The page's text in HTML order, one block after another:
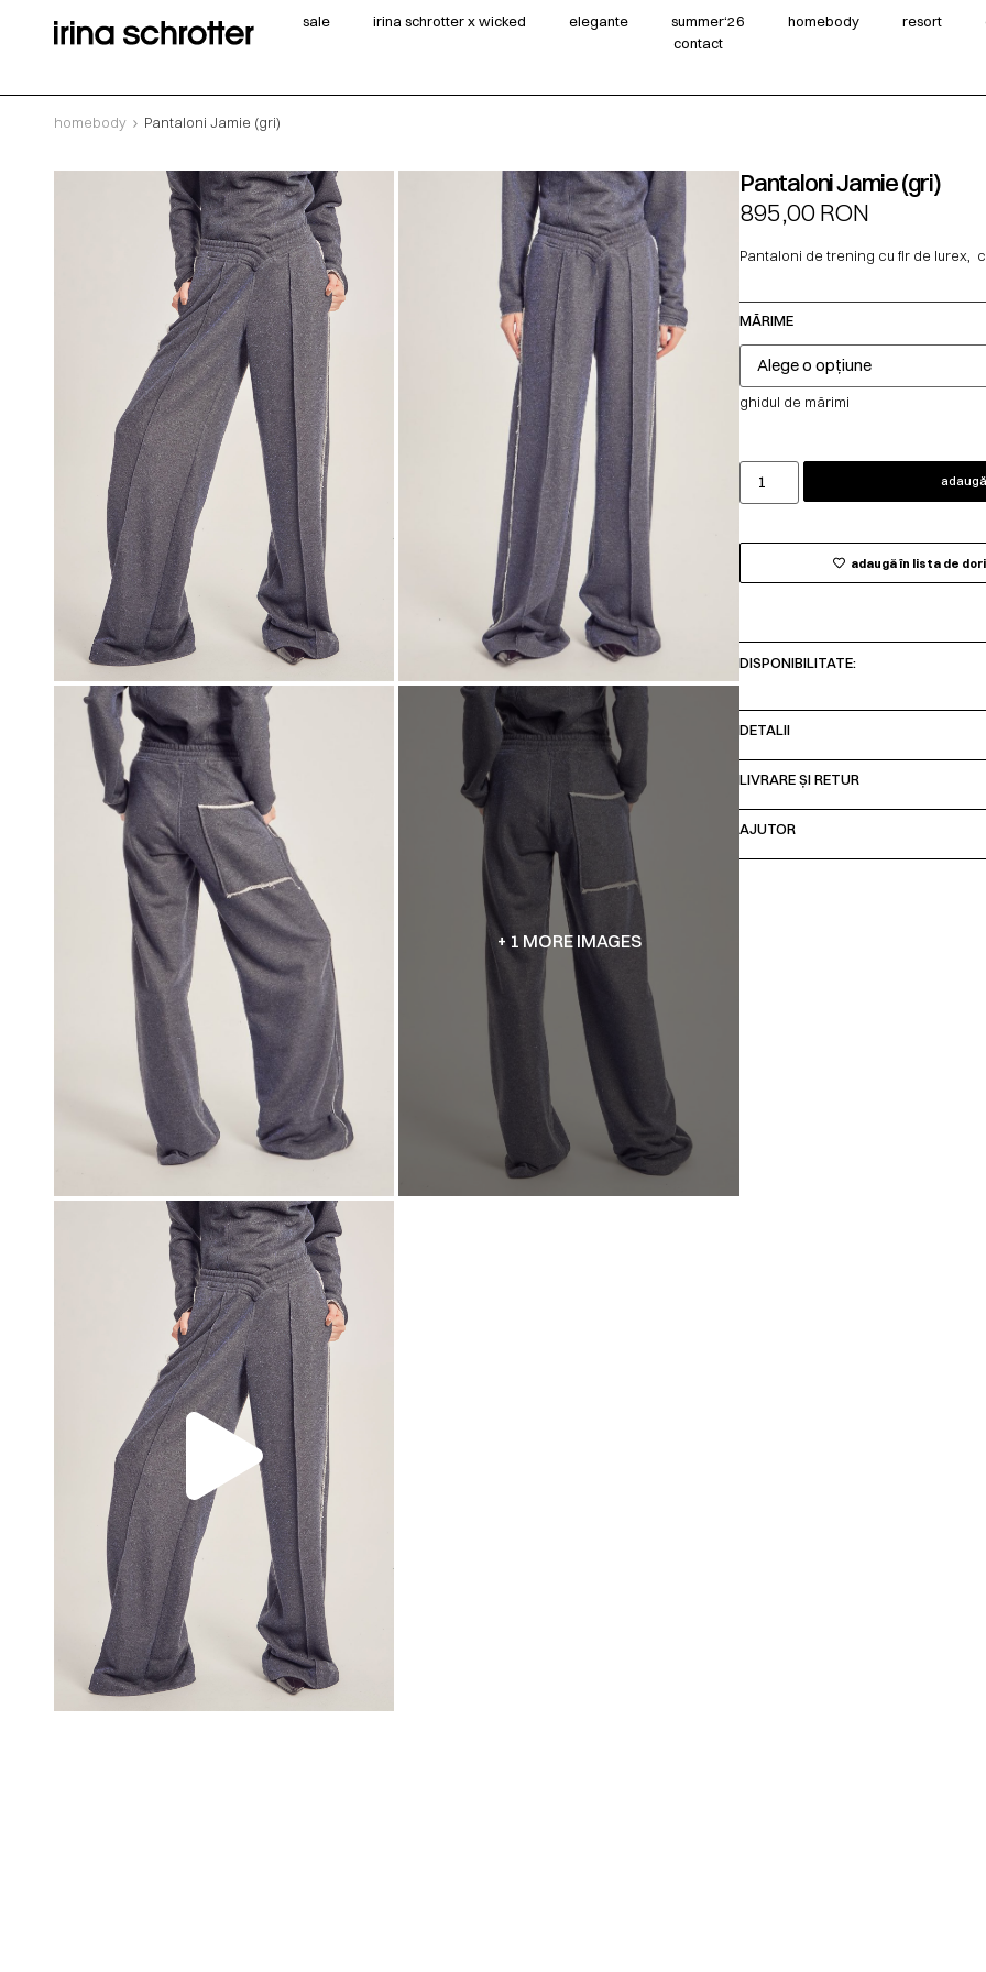
sale irina schrotter x wicked elegante summer‘26 homebody resort
contact
homebody Pantaloni Jamie (gri)
+ 1 MORE IMAGES
00:00
Pantaloni Jamie (gri)
895,00RON
Pantaloni de trening cu fir de lurex,
MĂRIME
ghidul de mărimi
adaugă în lista de
DISPONIBILITATE:
DETALII
LIVRARE ȘI RETUR
AJUTOR